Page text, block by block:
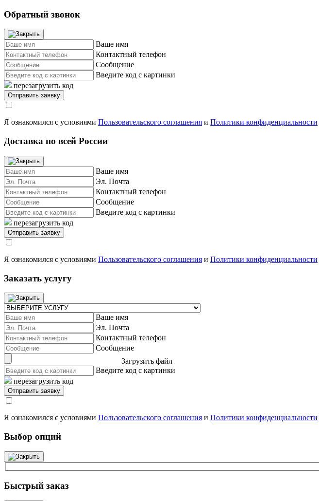
Обратный звонок
Ваше имя
Контактный телефон
Сообщение
Введите код с картинки
перезагрузить код
Я ознакомился с условиями Пользовательского соглашения и Политики конфиденциальности
Доставка по всей России
Ваше имя
Эл. Почта
Контактный телефон
Сообщение
Введите код с картинки
перезагрузить код
Я ознакомился с условиями Пользовательского соглашения и Политики конфиденциальности
Заказать услугу
Ваше имя
Эл. Почта
Контактный телефон
Сообщение
Загрузить файл
Введите код с картинки
перезагрузить код
Я ознакомился с условиями Пользовательского соглашения и Политики конфиденциальности
Выбор опций
Быстрый заказ